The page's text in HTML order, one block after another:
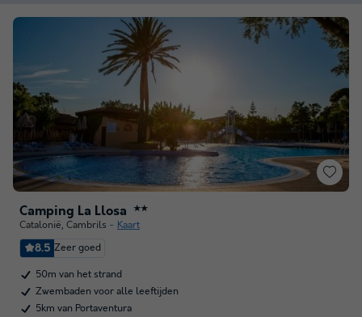
Camping La Llosa ★★
Catalonië, Cambrils Kaart
8.5 Zeer goed
50m van het strand
Zwembaden voor alle leeftijden
5km van Portaventura